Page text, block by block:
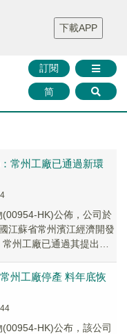
財華證券 媒體矩陣
智庫沙龍
聯絡我們
訂閱
简
下載APP
常州工廠已通過新環
(00954-HK)公佈，公司於
江蘇省常州濱江經濟開發
州工廠已通過其提出之
州工廠停產 料年底恢
(00954-HK)公布，該公司